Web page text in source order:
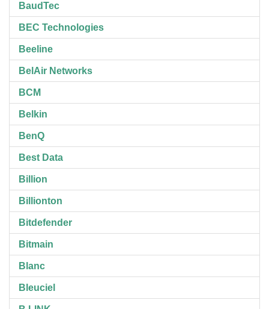
BaudTec
BEC Technologies
Beeline
BelAir Networks
BCM
Belkin
BenQ
Best Data
Billion
Billionton
Bitdefender
Bitmain
Blanc
Bleuciel